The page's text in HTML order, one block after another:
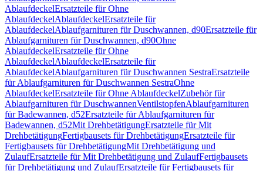
AblaufdeckelErsatzteile für Ohne
AblaufdeckelAblaufdeckelErsatzteile für
AblaufdeckelAblaufgarnituren für Duschwannen, d90Ersatzteile für
Ablaufgarnituren für Duschwannen, d90Ohne
AblaufdeckelErsatzteile für Ohne
AblaufdeckelAblaufdeckelErsatzteile für
AblaufdeckelAblaufgarnituren für Duschwannen SestraErsatzteile
für Ablaufgarnituren für Duschwannen SestraOhne
AblaufdeckelErsatzteile für Ohne AblaufdeckelZubehör für
Ablaufgarnituren für DuschwannenVentilstopfenAblaufgarnituren
für Badewannen, d52Ersatzteile für Ablaufgarnituren für
Badewannen, d52Mit DrehbetätigungErsatzteile für Mit
DrehbetätigungFertigbausets für DrehbetätigungErsatzteile für
Fertigbausets für DrehbetätigungMit Drehbetätigung und
ZulaufErsatzteile für Mit Drehbetätigung und ZulaufFertigbausets
für Drehbetätigung und ZulaufErsatzteile für Fertigbausets für